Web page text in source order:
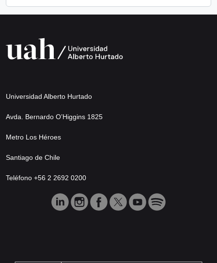
Universidad Alberto Hurtado
Avda. Bernardo O’Higgins 1825
Metro Los Héroes
Santiago de Chile
Teléfono +56 2 2692 0200